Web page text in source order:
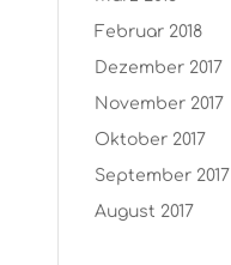
Februar 2018
Dezember 2017
November 2017
Oktober 2017
September 2017
August 2017